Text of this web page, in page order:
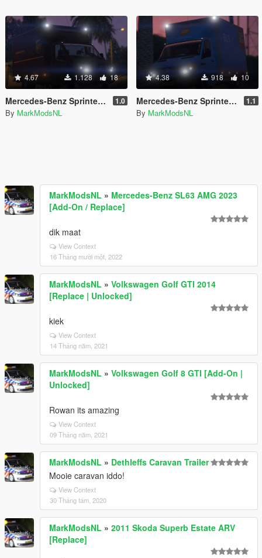
4.67 1.128 18
Mercedes-Benz Sprinter UPS Paintjob [4K] [Replace] [European Plates] 1.0
By MarkModsNL
4.38 918 10
Mercedes-Benz Sprinter Coolblue paintjob [4K] [Replace] 1.1
By MarkModsNL
MarkModsNL » Mercedes-Benz SL63 AMG 2023
[Add-On / Replace]
dik maat
View Context
16 Tháng mười một, 2022
MarkModsNL » Volkswagen Golf GTI 2014
[Replace | Unlocked]
kiek
View Context
14 Tháng năm, 2021
MarkModsNL » Volkswagen Golf 8 GTI [Add-On |
Unlocked]
Rowan its amazing
View Context
09 Tháng năm, 2021
MarkModsNL » Dethleffs Caravan Trailer
Mooie caravan iddo!
View Context
30 Tháng tám, 2020
MarkModsNL » 2011 Skoda Superb Estate ARV
[Replace]